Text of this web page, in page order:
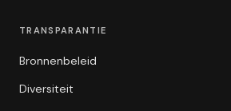
TRANSPARANTIE
Bronnenbeleid
Diversiteit